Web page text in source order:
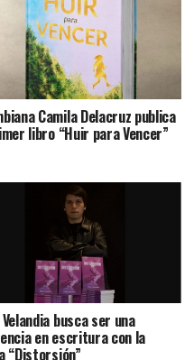
Camila Delacruz publica
libro “Huir para Vencer”
busca ser una
en escritura con la
“Distorsión”